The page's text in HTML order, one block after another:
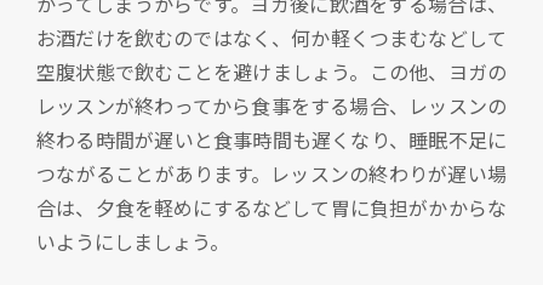
お酒だけを飲むのではなく、何か軽くつまむなどして
空腹状態で飲むことを避けましょう。この他、ヨガの
レッスンが終わってから食事をする場合、レッスンの
終わる時間が遅いと食事時間も遅くなり、睡眠不足に
つながることがあります。レッスンの終わりが遅い場
合は、夕食を軽めにするなどして胃に負担がかからな
いようにしましょう。